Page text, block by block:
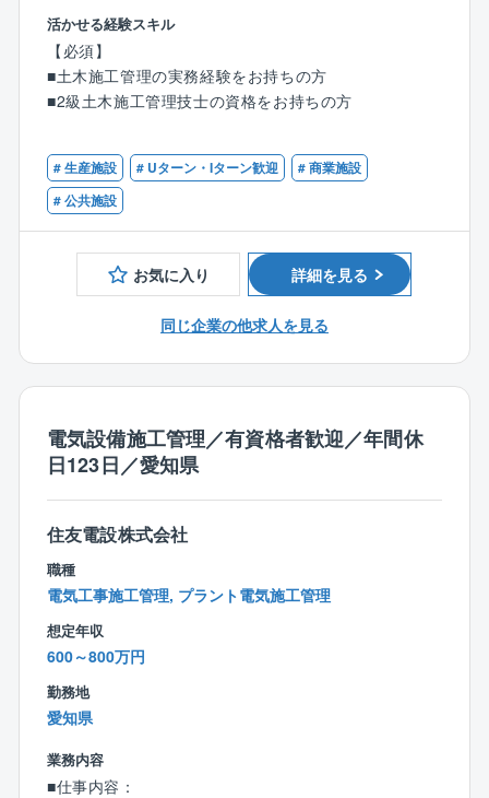
【具体的には】
土木施工管理として工程管理、安全対策、資材発注、
原価管理、協力業者への指示などをお任せします。夜
間工事はございません。
滋賀県内の道路や砂防工事が主な案件でございます。
【同社について】
滋賀県で創業し150年を超える企業です。
これからの100年はお客様よりいただいたこれまでの信
頼に応えるため、
自然環境保全を踏まえた高い品質と創意工夫あふれる
建造物を提供します。
従来までの受注型がメインである建設業の形態の脱却
を目指し、
等、提案型産業の思考を取入れ、
顧客満足度の向上に努めることで地域になくてはなら
【同社での仕事の魅力】
国土交通省より令和３年度に引き続き、令和4年度工事
成績企業認定を受けました。
方整備局発注の土木工事において優秀な工事成績を納
めた企業10社だけ認定されるものです。
【働き方・就業環境】
育て両立を応援しております。
活かせる経験スキル
【必須】
■土木施工管理の実務経験をお持ちの方
■2級土木施工管理技士の資格をお持ちの方
# 生産施設 # Uターン・Iターン歓迎
# 商業施設
# 公共施設
お気に入り 詳細を見る
同じ企業の他求人を見る
電気設備施工管理／有資格者歓迎／年間休
日123日／愛知県
住友電設株式会社
職種
電気工事施工管理, プラント電気施工管理
想定年収
600～800万円
勤務地
愛知県
業務内容
■仕事内容：